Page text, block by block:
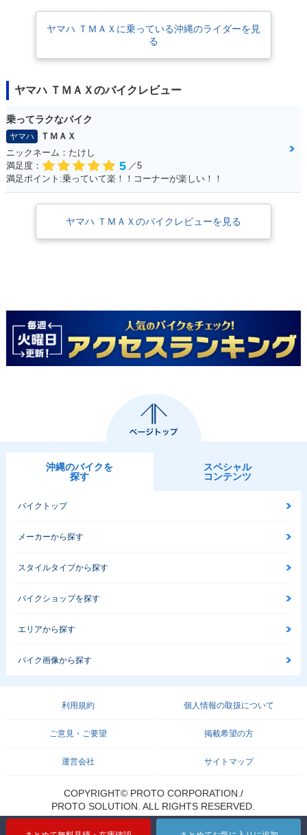
2005年 TMAX・フ
2002年 TMAX・カ
ラーチェンジ
2001年 TMAX・新
登場
ヤマハ ＴＭＡＸに乗っている沖縄のライダーを見
る
ヤマハ ＴＭＡＸのバイクレビュー
乗ってラクなバイク
ヤマハ
ＴＭＡＸ
ニックネーム：たけし
満足度：
5 ／5
満足ポイント:乗っていて楽！！コーナーが楽しい！！
ヤマハ ＴＭＡＸのバイクレビューを見る
沖縄のバイクを
探す
スペシャル
コンテンツ
バイクトップ
メーカーから探す
スタイルタイプから探す
バイクショップを探す
エリアから探す
バイク画像から探す
利用規約 個人情報の取扱について
ご意見・ご要望 掲載希望の方
運営会社 サイトマップ
COPYRIGHT© PROTO CORPORATION./
PROTO SOLUTION. ALL RIGHTS RESERVED.